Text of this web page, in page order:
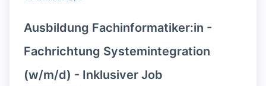
Ausbildung Fachinformatiker:in -
Fachrichtung Systemintegration
(w/m/d) - Inklusiver Job